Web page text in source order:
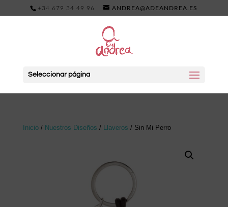
+34 679 34 49 96 ANDREA@ADEANDREA.ES
Seleccionar página
Inicio/ Nuestros Diseños / Llaveros / Sin Mi Perro